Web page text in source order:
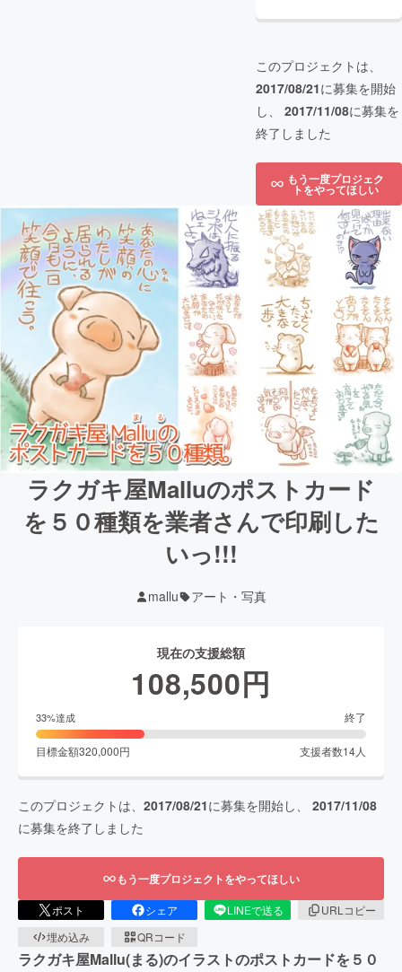
このプロジェクトは、
2017/08/21に募集を開始
し、 2017/11/08に募集を
終了しました
もう一度プロジェク
トをやってほしい
ラクガキ屋Malluのポストカード
を５０種類を業者さんで印刷した
いっ!!!
mallu アート・写真
現在の支援総額
108,500円
33%達成 終了
目標金額320,000円 支援者数14人
このプロジェクトは、 2017/08/21に募集を開始し、 2017/11/08
に募集を終了しました
もう一度プロジェクトをやってほしい
ポスト シェア LINEで送る
URLコピー
埋め込み
QRコード
ラクガキ屋Mallu(まる)のイラストのポストカードを５０